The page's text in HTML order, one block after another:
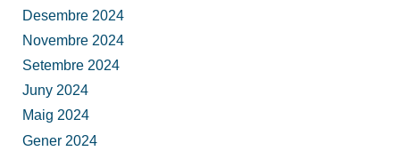
Desembre 2024
Novembre 2024
Setembre 2024
Juny 2024
Maig 2024
Gener 2024